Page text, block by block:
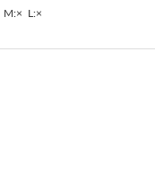
M:× L:×